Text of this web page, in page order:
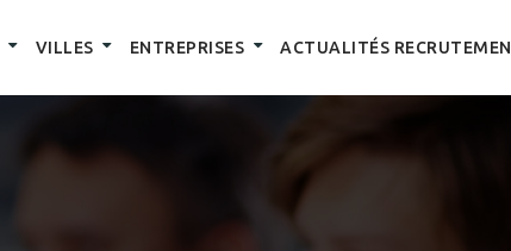
VILLES ENTREPRISES ACTUALITÉS